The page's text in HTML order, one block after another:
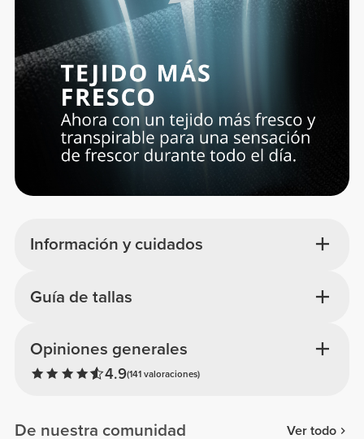
Información y cuidados
Opiniones generales
4.9(141 valoraciones)
Guía de tallas
De nuestra comunidad Ver todo